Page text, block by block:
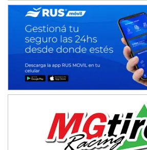
ENTRERRIANO - F6 (POSTERGADA)
Parque de la Velocidad (Asfalto)
Villaguay (Entre Ríos)
VICTORIENSE - F7
Victoria (Entre Ríos)
Moto Club Reginense (Tierra)
Juventud Unida (Tierra)
Humboldt (Santa Fe)